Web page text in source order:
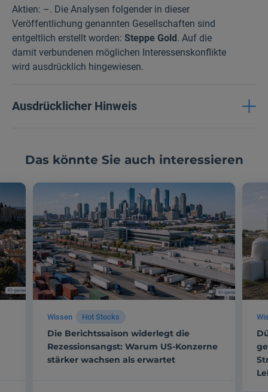
Aktien: –. Die Analysen folgender in dieser
Veröffentlichung genannten Gesellschaften sind
entgeltlich erstellt worden: Steppe Gold . Auf die
damit verbundenen möglichen Interessenskonflikte
wird ausdrücklich hingewiesen.
Ausdrücklicher Hinweis
Das könnte Sie auch interessieren
Wissen Hot Stocks
Die Berichtssaison widerlegt die
Rezessionsangst: Warum US-Konzerne
stärker wachsen als erwartet